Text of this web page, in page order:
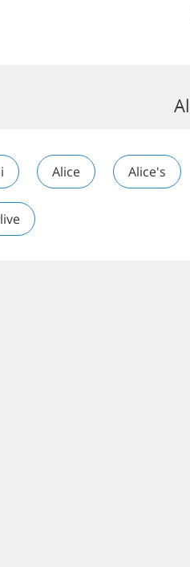
Alice Alice's